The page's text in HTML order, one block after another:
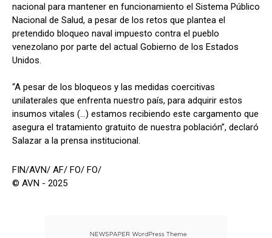
nacional para mantener en funcionamiento el Sistema Público
Nacional de Salud, a pesar de los retos que plantea el
pretendido bloqueo naval impuesto contra el pueblo
venezolano por parte del actual Gobierno de los Estados
Unidos.
“A pesar de los bloqueos y las medidas coercitivas
unilaterales que enfrenta nuestro país, para adquirir estos
insumos vitales (...) estamos recibiendo este cargamento que
asegura el tratamiento gratuito de nuestra población”, declaró
Salazar a la prensa institucional.
FIN/AVN/ AF/ FO/ FO/
© AVN - 2025